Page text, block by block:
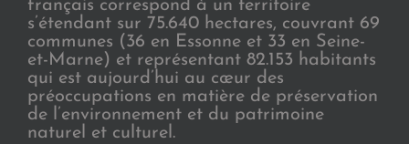
français correspond à un territoire
s’étendant sur 75.640 hectares, couvrant 69
communes (36 en Essonne et 33 en Seine-
et-Marne) et représentant 82.153 habitants
qui est aujourd’hui au cœur des
préoccupations en matière de préservation
de l’environnement et du patrimoine
naturel et culturel.